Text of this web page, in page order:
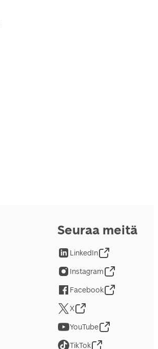
Seuraa meitä
LinkedIn
Instagram
Facebook
X
YouTube
TikTok